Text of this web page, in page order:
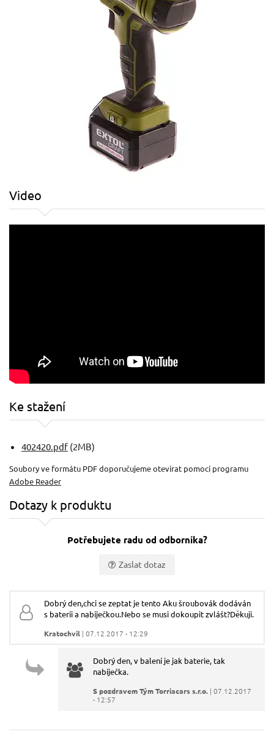
Video
Ke stažení
402420.pdf (2MB)
Soubory ve formátu PDF doporučujeme otevírat pomocí programu
Adobe Reader
Dotazy k produktu
Potřebujete radu od odborníka?
Zaslat dotaz
Dotaz:
Dobrý den,chci se zeptat je tento Aku šroubovák dodáván
s baterii a nabiječkou.Nebo se musi dokoupit zvlášt?Děkuji.
Kratochvil | 07.12.2017 - 12:29
Dobrý den, v balení je jak baterie, tak
nabíječka.
S pozdravem Tým Torriacars s.r.o. | 07.12.2017
- 12:57